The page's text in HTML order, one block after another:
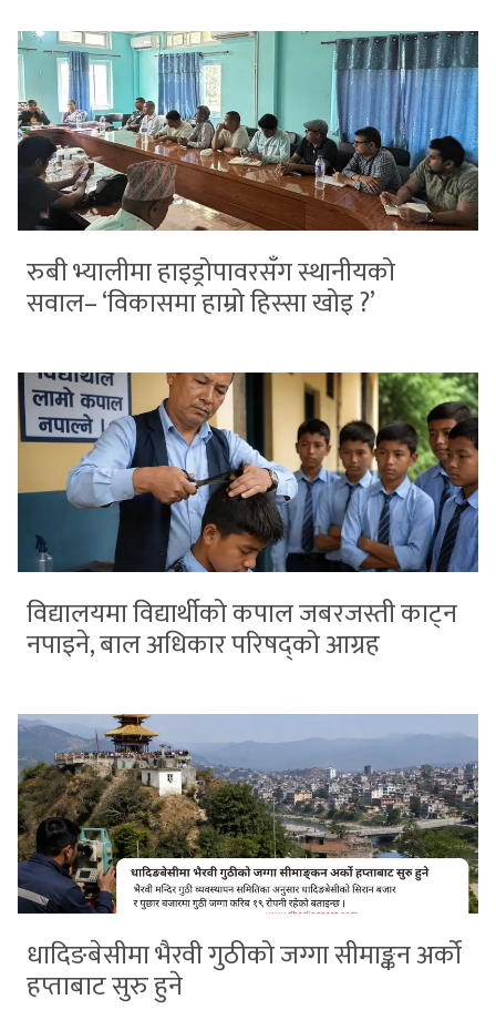
रुबी भ्यालीमा हाइड्रोपावरसँग स्थानीयको
सवाल– ‘विकासमा हाम्रो हिस्सा खोइ ?’
विद्यालयमा विद्यार्थीको कपाल जबरजस्ती काट्न
नपाइने, बाल अधिकार परिषद्को आग्रह
धादिङबेसीमा भैरवी गुठीको जग्गा सीमाङ्कन अर्को
हप्ताबाट सुरु हुने